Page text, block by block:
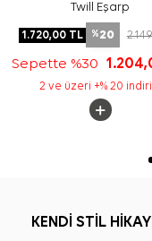
Twill Eşarp
1.720,00TL %20
Sepette %30
2 ve üzeri +% 20
KENDİ STİL